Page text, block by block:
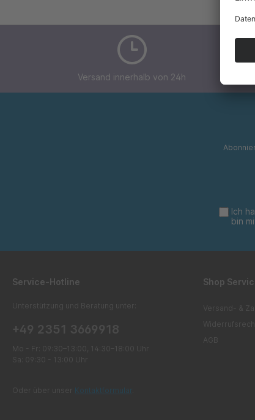
Versand innerhalb von 24h
Ich
bin
Service-Hotline
Unterstützung und Beratung unter:
+49 2351 3669918
Mo - Fr: 09:30–13:00, 14:30–18:00 Uhr
Sa: 09:30 - 13:00 Uhr
Oder über unser Kontaktformular
Shop
Versand- &
AGB